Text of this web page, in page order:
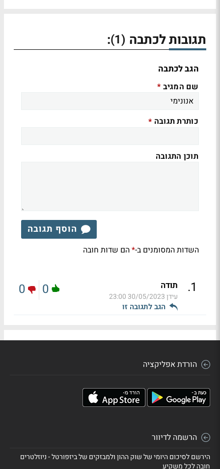
תגובות לכתבה (1)
:
הגב לכתבה
שם המגיב *
כותרת תגובה *
תוכן התגובה
הוסף תגובה
השדות המסומנים ב-*הם שדות חובה
1
. תודה
עידן30/05/2023 23:00
הגב לתגובה זו
0
0
הורדת אפליקציה
הרשמה לדיוור
הירשם לסיכום היומי של שוק ההון ולמבזקים של ביזפורטל - ניוזלטרים
חובה לכל משקיע